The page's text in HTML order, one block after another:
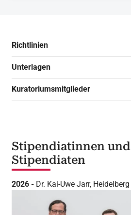
Richtlinien
Unterlagen
Kuratoriumsmitglieder
Stipendiatinnen und
Stipendiaten
2026 - Dr. Kai-Uwe Jarr, Heidelberg